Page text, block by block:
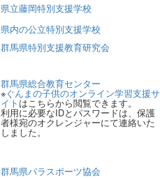
県立藤岡特別支援学校
県内の公立特別支援学校
群馬県特別支援教育研究会
群馬県総合教育センター
※ぐんまの子供のオンライン学習支援サ
イト はこちらから閲覧できます。
利用に必要なIDとパスワードは、保護
者様宛のオクレンジャーにて連絡いた
しました。
群馬県パラスポーツ協会